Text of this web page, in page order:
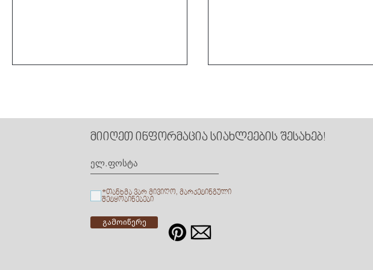
მიიღეთ ინფორმაცია სიახლეების შესახებ!
*თანხმა ვარ მივიღო, მარკეტინგული
შეტყობინებები
გამოიწერე